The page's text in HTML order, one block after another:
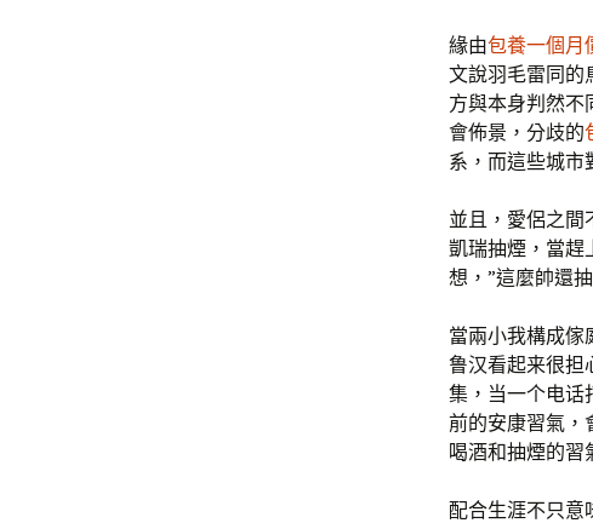
緣由包養一個月
文說羽毛雷同的
方與本身判然不
會佈景，分歧的
系，而這些城市
並且，愛侶之間
凱瑞抽煙，當趕
想，”這麼帥還
當兩小我構成傢
鲁汉看起来很担
集，当一个电话
前的安康習氣，
喝酒和抽煙的習
配合生涯不只意